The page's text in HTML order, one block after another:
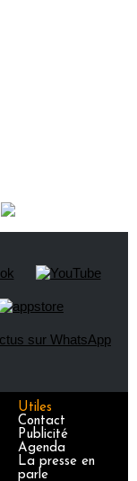
Utiles
Contact
Publicité
Agenda
La presse en
parle